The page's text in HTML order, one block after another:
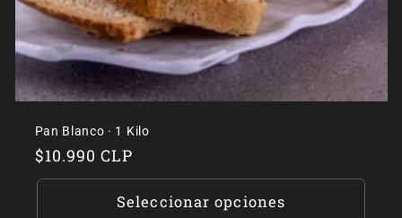
Pan Blanco · 1 Kilo
Precio
habitual
$10.990 CLP
Seleccionar opciones